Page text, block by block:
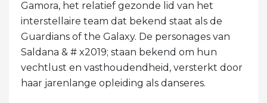
Gamora, het relatief gezonde lid van het
interstellaire team dat bekend staat als de
Guardians of the Galaxy. De personages van
Saldana & # x2019; staan ​​bekend om hun
vechtlust en vasthoudendheid, versterkt door
haar jarenlange opleiding als danseres.